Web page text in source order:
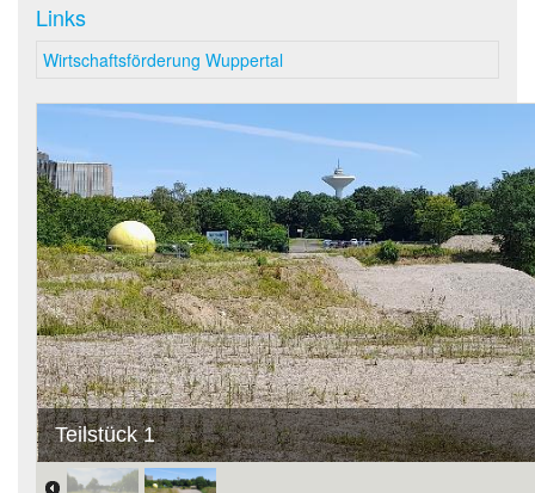
Links
Wirtschaftsförderung Wuppertal
Teilstück 1